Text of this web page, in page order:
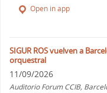
Open in app
SIGUR ROS vuelven a
orquestral
11/09/2026
Auditorio Forum CCIB,